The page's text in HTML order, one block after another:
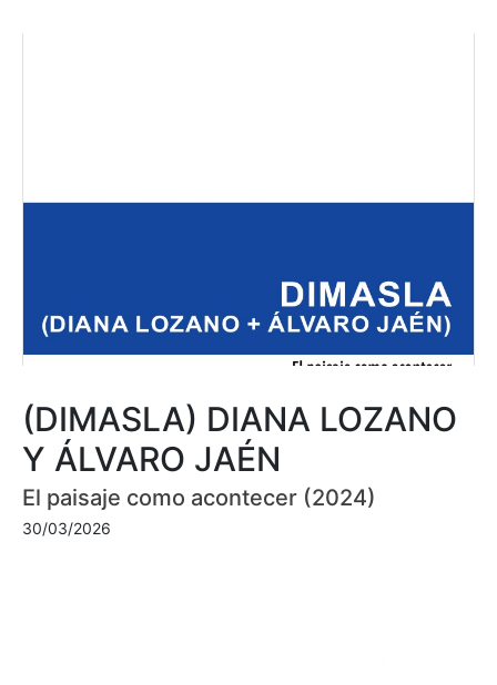
(DIMASLA) DIANA LOZANO
Y ÁLVARO JAÉN
El paisaje como acontecer (2024)
30/03/2026